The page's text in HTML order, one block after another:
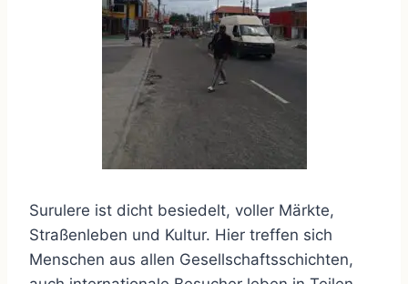
Surulere ist dicht besiedelt, voller Märkte,
Straßenleben und Kultur. Hier treffen sich
Menschen aus allen Gesellschaftsschichten,